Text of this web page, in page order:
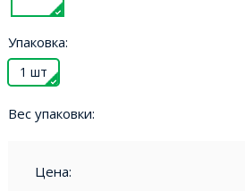
Упаковка:
1 шт
Вес упаковки:
Цена: